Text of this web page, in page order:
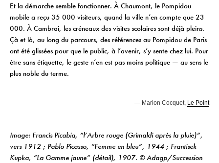
Et la démarche semble fonctionner. À Chaumont, le Pompidou
mobile a reçu 35 000 visiteurs, quand la ville n’en compte que 23
000. À Cambrai, les créneaux des visites scolaires sont déjà pleins.
Çà et là, au long du parcours, des références au Pompidou de Paris
ont été glissées pour que le public, à l’avenir, s’y sente chez lui. Pour
être sans étiquette, le geste n’en est pas moins politique — au sens le
plus noble du terme.
— Marion Cocquet, Le Point
Image: Francis Picabia, “l’Arbre rouge (Grimaldi après la pluie)”,
vers 1912 ; Pablo Picasso, “Femme en bleu”, 1944 ; Frantisek
Kupka, “La Gamme jaune” (détail), 1907. © Adagp/Succession